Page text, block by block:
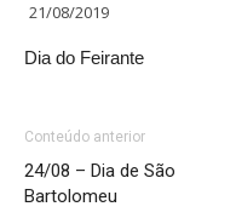
21/08/2019
Dia do Feirante
Conteúdo anterior
24/08 – Dia de São
Bartolomeu